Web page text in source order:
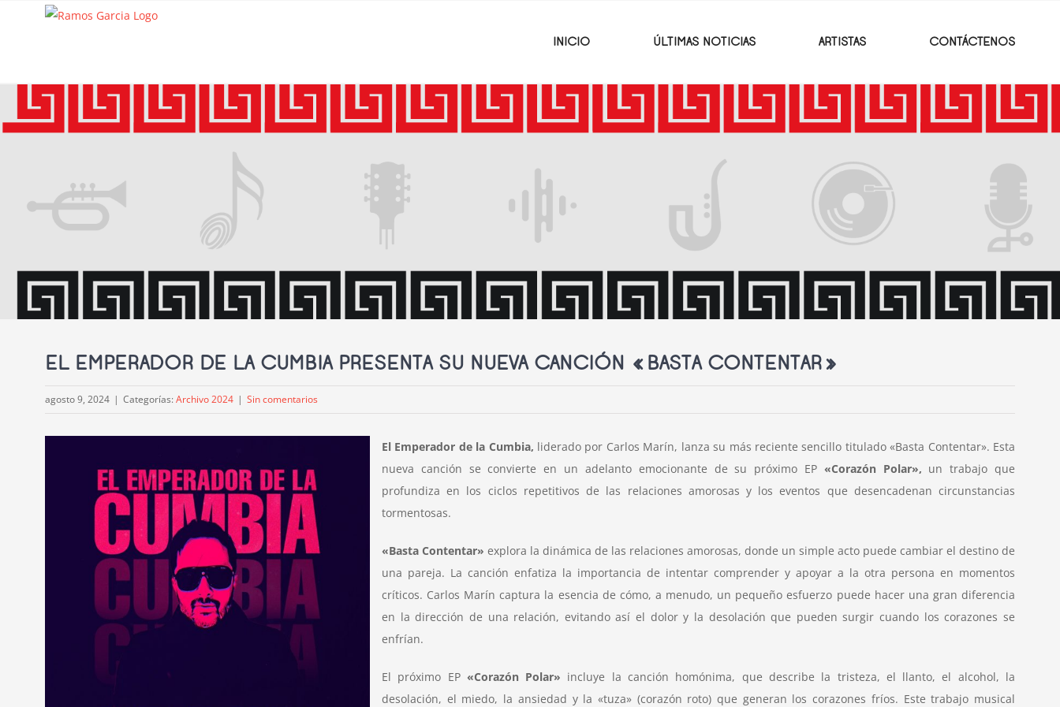
INICIO ÚLTIMAS NOTICIAS ARTISTAS CONTÁCTENOS
EL EMPERADOR DE LA CUMBIA PRESENTA SU NUEVA CANCIÓN «BASTA CONTENTAR»
agosto 9, 2024 | Categorías: Archivo 2024 | Sin comentarios
El Emperador de la Cumbia, liderado por Carlos Marín, lanza su más reciente sencillo titulado «Basta Contentar». Esta
nueva canción se convierte en un adelanto emocionante de su próximo EP «Corazón Polar», un trabajo que
profundiza en los ciclos repetitivos de las relaciones amorosas y los eventos que desencadenan circunstancias
tormentosas.
«Basta Contentar» explora la dinámica de las relaciones amorosas, donde un simple acto puede cambiar el destino de
una pareja. La canción enfatiza la importancia de intentar comprender y apoyar a la otra persona en momentos
críticos. Carlos Marín captura la esencia de cómo, a menudo, un pequeño esfuerzo puede hacer una gran diferencia
en la dirección de una relación, evitando así el dolor y la desolación que pueden surgir cuando los corazones se
enfrían.
El próximo EP «Corazón Polar» incluye la canción homónima, que describe la tristeza, el llanto, el alcohol, la
desolación, el miedo, la ansiedad y la «tuza» (corazón roto) que generan los corazones fríos. Este trabajo musical